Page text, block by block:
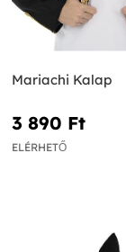
Mariachi Kalap
3 890 Ft‎
ELÉRHETŐ